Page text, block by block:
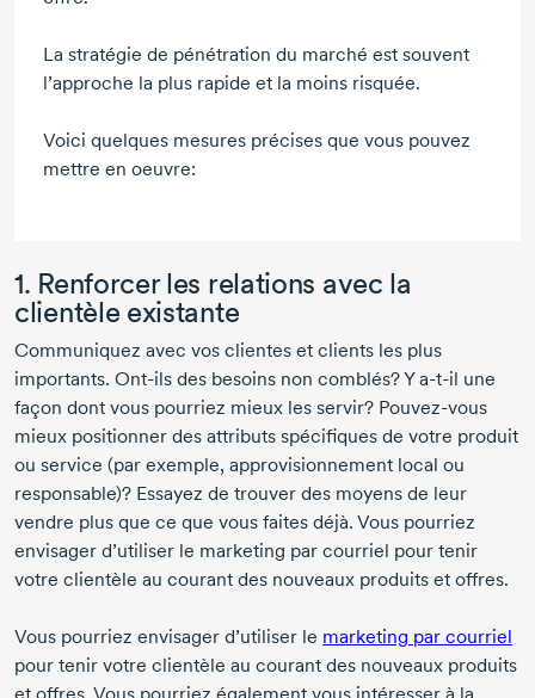
La stratégie de pénétration du marché est souvent
l’approche la plus rapide et la moins risquée.
Voici quelques mesures précises que vous pouvez
mettre en oeuvre:
1. Renforcer les relations avec la
clientèle existante
Communiquez avec vos clientes et clients les plus
importants. Ont-ils des besoins non comblés? Ya-t-il une
façon dont vous pourriez mieux les servir? Pouvez-vous
mieux positionner des attributs spécifiques de votre produit
ou service (par exemple, approvisionnement local ou
responsable)? Essayez de trouver des moyens de leur
vendre plus que ce que vous faites déjà. Vous pourriez
envisager d’utiliser le marketing par courriel pour tenir
votre clientèle au courant des nouveaux produits et offres.
Vous pourriez envisager d’utiliser le marketing par courriel
pour tenir votre clientèle au courant des nouveaux produits